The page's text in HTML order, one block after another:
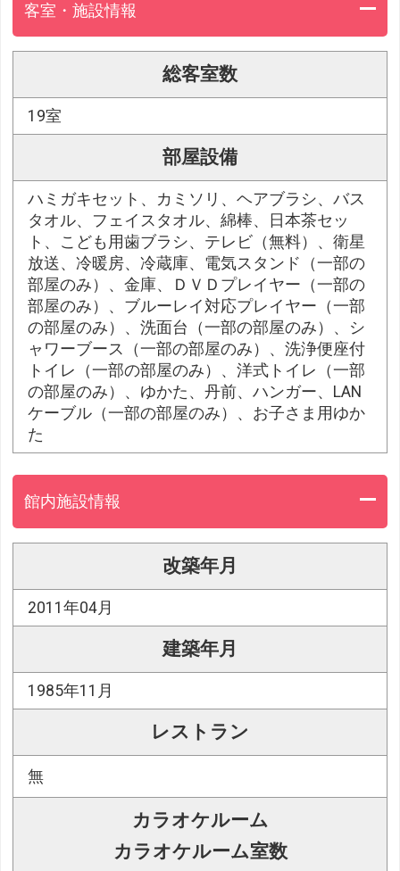
客室・施設情報
総客室数
19室
部屋設備
ハミガキセット、カミソリ、ヘアブラシ、バス
タオル、フェイスタオル、綿棒、日本茶セッ
ト、こども用歯ブラシ、テレビ（無料）、衛星
放送、冷暖房、冷蔵庫、電気スタンド（一部の
部屋のみ）、金庫、ＤＶＤプレイヤー（一部の
部屋のみ）、ブルーレイ対応プレイヤー（一部
の部屋のみ）、洗面台（一部の部屋のみ）、シ
ャワーブース（一部の部屋のみ）、洗浄便座付
トイレ（一部の部屋のみ）、洋式トイレ（一部
の部屋のみ）、ゆかた、丹前、ハンガー、LAN
ケーブル（一部の部屋のみ）、お子さま用ゆか
た
館内施設情報
改築年月
2011年04月
建築年月
1985年11月
レストラン
無
カラオケルーム
カラオケルーム室数